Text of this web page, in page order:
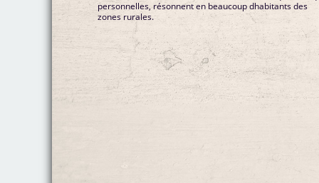
personnelles, résonnent en beaucoup dhabitants des
zones rurales.